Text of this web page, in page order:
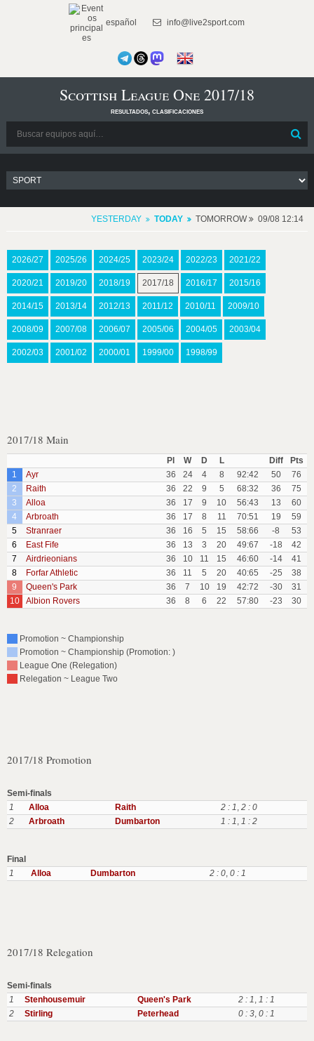
español info@live2sport.com
Scottish League One 2017/18
resultados, clasificaciones
YESTERDAY TODAY TOMORROW 09/08 12:14
2026/27 2025/26 2024/25 2023/24 2022/23 2021/22
2020/21 2019/20 2018/19 2017/18 2016/17 2015/16
2014/15 2013/14 2012/13 2011/12 2010/11 2009/10
2008/09 2007/08 2006/07 2005/06 2004/05 2003/04
2002/03 2001/02 2000/01 1999/00 1998/99
2017/18 Main
Pl W D L Diff
Pts
1
Ayr 36 24 4 8 92:42 50
76
2
Raith 36 22 9 5 68:32 36
75
3
Alloa 36 17 9 10 56:43 13
60
4
Arbroath 36 17 8 11 70:51 19
59
5
Stranraer 36 16 5 15 58:66 -8
53
6
East Fife 36 13 3 20 49:67 -18
42
7
Airdrieonians 36 10 11 15 46:60 -14
41
8
Forfar Athletic 36 11 5 20 40:65 -25
38
9
Queen's Park 36 7 10 19 42:72 -30
31
10
Albion Rovers 36 8 6 22 57:80 -23 30
Promotion ~ Championship
Promotion ~ Championship (Promotion: )
League One (Relegation)
Relegation ~ League Two
2017/18 Promotion
Semi-finals
1
Alloa Raith 2 : 1, 2 : 0
2
Arbroath Dumbarton 1 : 1, 1 : 2
Final
1
Alloa Dumbarton 2 : 0, 0 : 1
2017/18 Relegation
Semi-finals
1
Stenhousemuir Queen's Park 2 : 1, 1 : 1
2
Stirling Peterhead 0 : 3, 0 : 1